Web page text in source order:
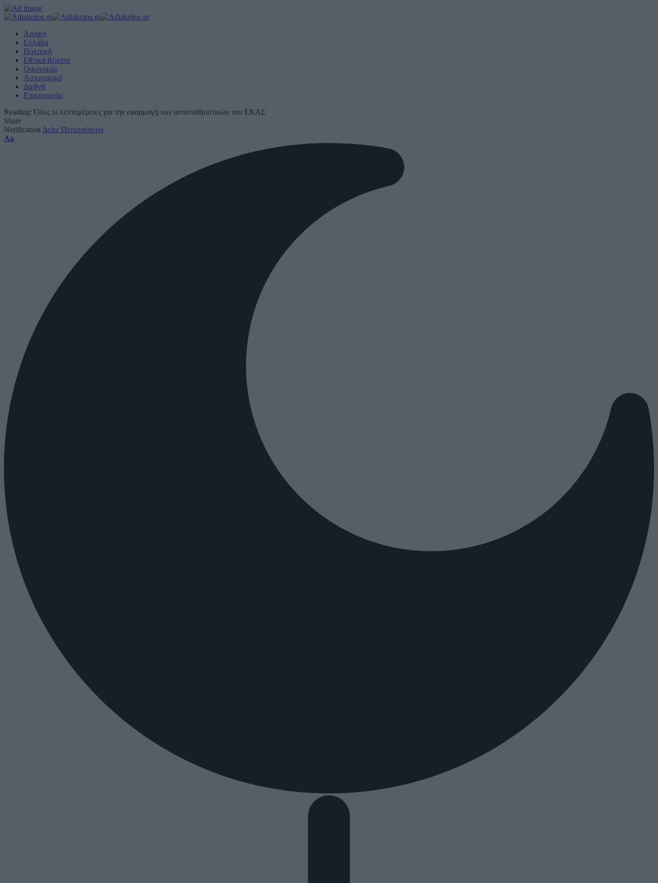
Αρχική
Ελλάδα
Πολιτική
Εθνικά θέματα
Οικονομία
Αστυνομικό
Διεθνή
Επικοινωνία
Reading: Όλες οι λεπτομέρειες για την εφαρμογή των αντισταθμιστικών του ΕΚΑΣ
Share
Notification Δείτε Περισσότερα
Font
Aa